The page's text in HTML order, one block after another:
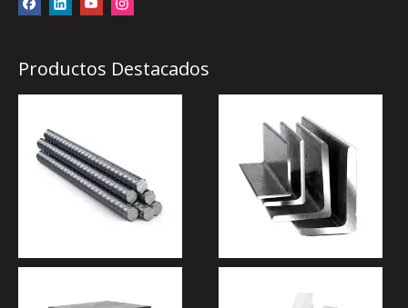
Productos Destacados